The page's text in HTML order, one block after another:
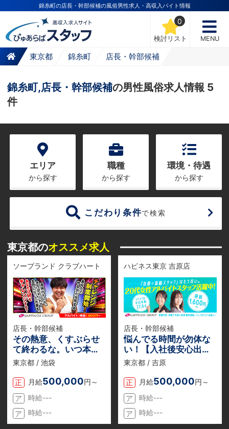
錦糸町の店長・幹部候補の風俗男性求人・高収入バイト情報
検討リスト
0
MENU
東京都 錦糸町 店長・幹部候補
錦糸町,店長・幹部候補の男性風俗求人情報 5
件
エリア
から探す
職種
から探す
環境・待遇
から探す
こだわり条件で検索
東京都のオススメ求人
ソープランド クラブハート
店長・幹部候補
その熱意、くすぶらせ
て終わるな。いつ本気
を出す？自分史上最高
う最高の対価を。
東京都 / 池袋
正 月給500,000円～
ア
時給---
ア
時給---
ハピネス東京 吉原店
店長・幹部候補
悩んでる時間が勿体な
い！【入社後安心出来
る会社】だから飛び込
なし。
東京都 / 吉原
正 月給500,000円～
ア
時給---
ア
時給---